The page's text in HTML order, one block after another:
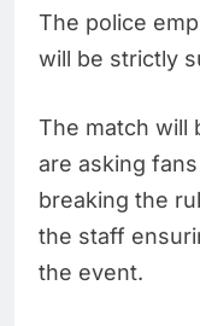
The police
will be strictly
The match will
are asking
breaking the
the staff
the event.